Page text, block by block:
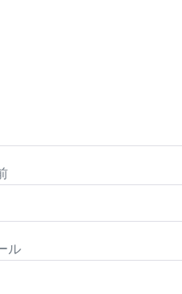
ル